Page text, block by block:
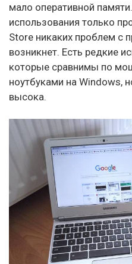
мало оперативной
использования только
Store никаких проблем с
возникнет. Есть редкие
которые сравнимы по
ноутбуками на Windows,
высока.